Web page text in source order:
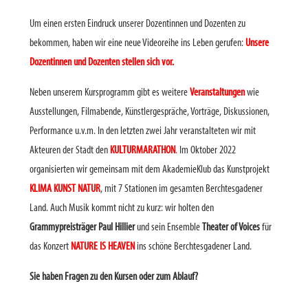
Um einen ersten Eindruck unserer Dozentinnen und Dozenten zu
bekommen, haben wir eine neue Videoreihe ins Leben gerufen: Unsere
Dozentinnen und Dozenten stellen sich vor.
Neben unserem Kursprogramm gibt es weitereVeranstaltungenwie
Ausstellungen, Filmabende, Künstlergespräche, Vorträge, Diskussionen,
Performance u.v.m. In den letzten zwei Jahr veranstalteten wir mit
Akteuren der Stadt den KULTURMARATHON.Im Oktober 2022
organisierten wir gemeinsam mit dem AkademieKlub das Kunstprojekt
KLIMA KUNST NATUR, mit 7 Stationen im gesamten Berchtesgadener
Land. Auch Musik kommt nicht zu kurz: wir holten den
Grammypreisträger Paul Hillierund sein Ensemble Theater of Voicesfür
das Konzert NATURE IS HEAVEN ins schöne Berchtesgadener Land.
Sie haben Fragen zu den Kursen oder zum Ablauf?